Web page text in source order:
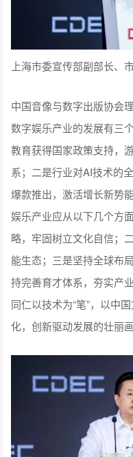
上海市委宣传部副部长、
中国音像与数字出版协会
教育获得国家政策支持，
系；二是行业对AI技术的
爆款推出，激活增长新势
娱乐产业应从以下几个方
略，牢固树立文化自信；
能生态；三是坚持全球布
持完善育才体系，夯实产
同仁以技术为“笔”，以中
化，创新驱动发展的壮丽